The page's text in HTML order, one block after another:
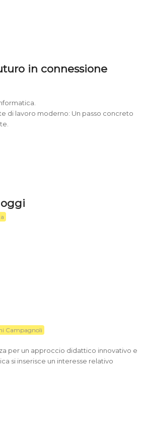
in connessione
di lavoro moderno: Un passo concreto
Campagnoli
per un approccio didattico innovativo e
si inserisce un interesse relativo